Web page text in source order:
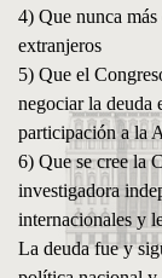
4) Que nunca
extranjeros
5) Que el
negociar la deuda
participación a la
6) Que se cree la
investigadora
internacionales y
La deuda fue y